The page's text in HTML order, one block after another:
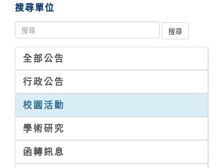
搜尋單位
全部公告
行政公告
校園活動
學術研究
函轉訊息